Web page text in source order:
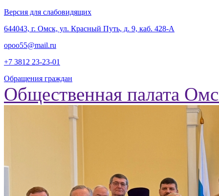
Версия для слабовидящих
‎644043, г. Омск, ул. Красный Путь, д. 9, каб. 428-А
opoo55@mail.ru
+7 3812 23-23-01
Обращения граждан
Общественная палата